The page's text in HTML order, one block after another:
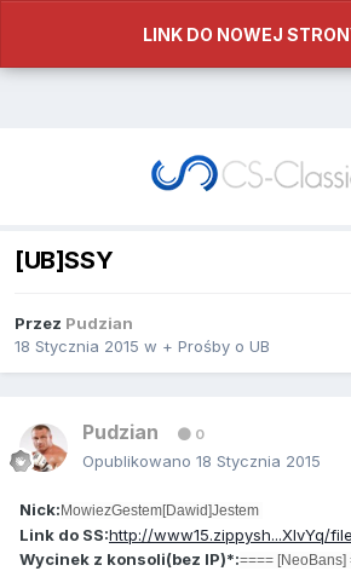
LINK DO NOWEJ
[UB]SSY
Przez Pudzian
18 Stycznia 2015 w + Prośby o UB
Pudzian 0
Opublikowano 18 Stycznia 2015
Nick: MowiezGestem[Dawid]Jestem
Link do SS:http://www15.zippysh...XIvYq/
Wycinek z konsoli(bez IP)*:==== [NeoBans]